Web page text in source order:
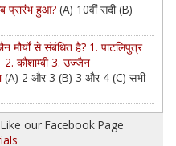
प्रारंभ हुआ? (A) 10वीं सदी (B)
मौर्यों से संबंधित है? 1. पाटलिपुत्र
3. उज्जैन
(A) 2 और 3 (B) 3 और 4 (C) सभी
our Facebook Page